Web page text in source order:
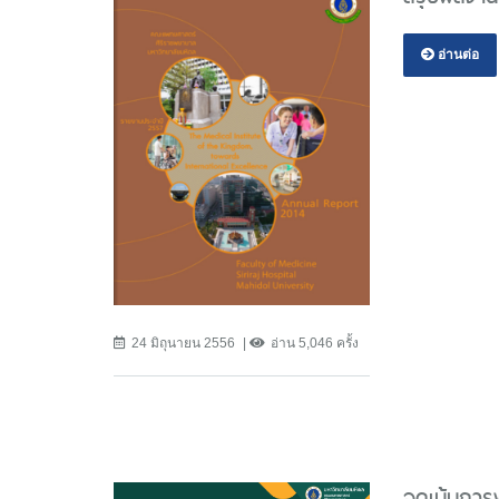
24 มิถุนายน 2556 อ่าน 5,046 ครั้ง
อ่านต่อ